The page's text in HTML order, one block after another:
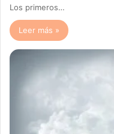
Los primeros…
Leer más »